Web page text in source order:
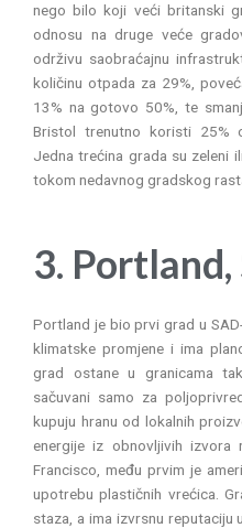
nego bilo koji veći britanski
odnosu na druge veće
održivu saobraćajnu
količinu otpada za 29%,
13% na gotovo 50%, te
Bristol trenutno koristi 25%
Jedna trećina grada su zeleni
tokom nedavnog gradskog
3. Portland,
Portland je bio prvi grad u
klimatske promjene i ima
grad ostane u granicama
sačuvani samo za
kupuju hranu od lokalnih
energije iz obnovljivih
Francisco, među prvim je
upotrebu plastičnih vrećica.
staza, a ima izvrsnu reputaciju